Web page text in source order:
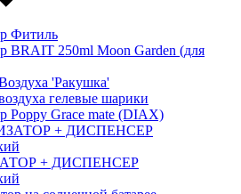
Фитиль
BRAIT 250ml Moon Garden (для
'Ракушка'
гелевые шарики
Poppy Grace mate (DIAX)
+ ДИСПЕНСЕР